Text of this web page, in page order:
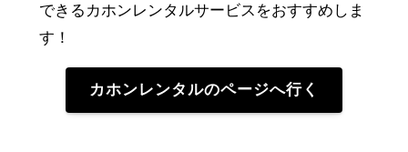
できる カホンレンタルサービスをおすすめしま
す！
カホンレンタルのページへ行く